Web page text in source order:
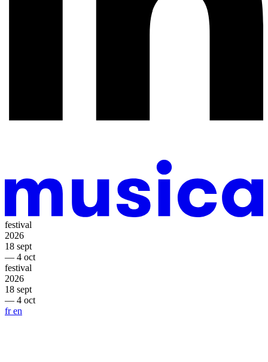
festival
2026
18 sept
— 4 oct
festival
2026
18 sept
— 4 oct
fren